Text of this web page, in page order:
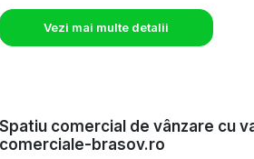
Vezi mai multe detalii
Spatiu comercial de vânzare cu
comerciale-brasov.ro